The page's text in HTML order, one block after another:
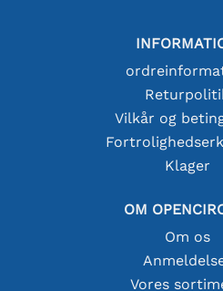
Vilkår og
Klager
OM
Om os
Vores